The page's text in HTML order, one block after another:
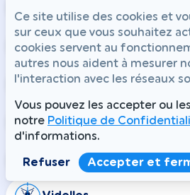
Bouray-sur-Juine
Épinay-sous-Sénart
Boissy-le-Sec
Bouville
Ce site utilise des cookies et
sur ceux que vous souhaitez
cookies servent au
autres nous aident à mesurer
l'interaction avec les réseaux
Vous pouvez les accepter ou
notre Politique de
d'informations.
Refuser Accepter et